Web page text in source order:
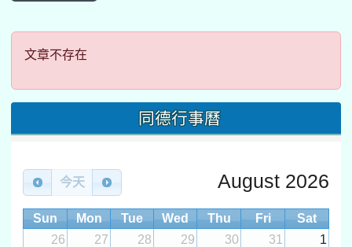
文章不存在
文章不存在
同德行事曆
今天 August 2026
Sun Mon Tue Wed Thu Fri
Sat
26
27 28 29 30 31 1